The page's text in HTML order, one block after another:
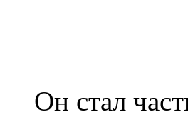
Он стал